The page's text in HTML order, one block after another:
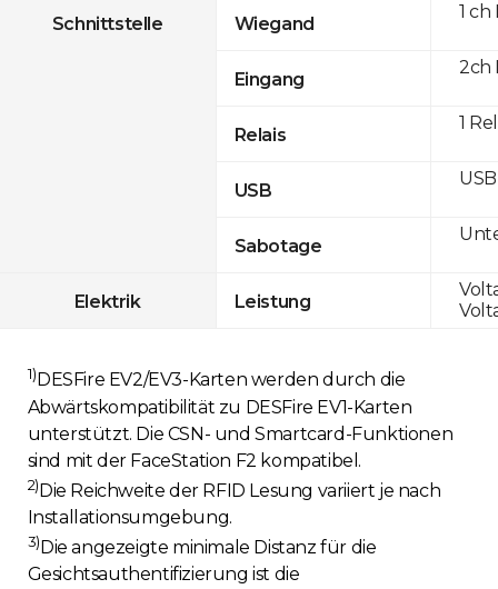
Schnittstelle Wiegand
Eingang
Relais
USB
Sabotage
Elektrik Leistung
1
2ch
1
1) DESFire EV2/EV3-Karten werden durch die
Abwärtskompatibilität zu DESFire EV1-Karten
unterstützt. Die CSN- und Smartcard-Funktionen
sind mit der FaceStation F2 kompatibel.
2)Die Reichweite der RFID Lesung variiert je nach
Installationsumgebung.
3) Die angezeigte minimale Distanz für die
Gesichtsauthentifizierung ist die